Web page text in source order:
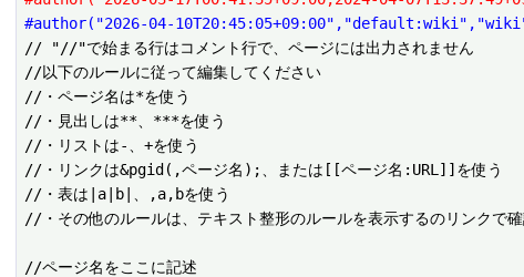
#author("2026-04-
// "//"で始まる行はコメント行で、ページには出力されません
//以下のルールに従って編集してください
//・ページ名は*を使う
//・見出しは**、***を使う
//・リストは-、+を使う
//・リンクは&pgid(,ページ名);、または[[ページ名:URL]]を使う
//・表は|a|b|、,a,bを使う
//・その他のルールは、テキスト整形のルールを表示するのリンクで
//ページ名をここに記述